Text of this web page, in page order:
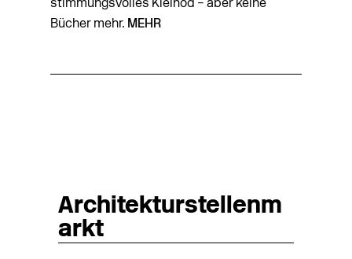
stimmungsvolles Kleinod – aber keine
Bücher mehr. MEHR
Architekturstellenm
arkt